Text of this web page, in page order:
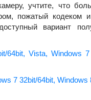
учтите, что
пожатый кодеком
вариант
64bit, Vista, Windows
7 32bit/64bit, Windows